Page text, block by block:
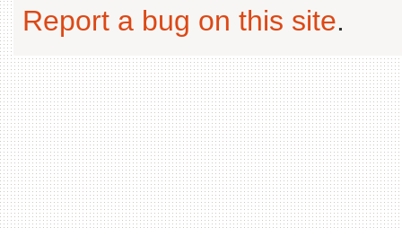
Report a bug on this site.